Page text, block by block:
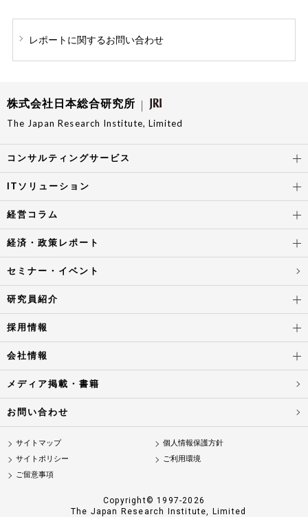
レポートに関するお問い合わせ
株式会社日本総合研究所
The Japan Research Institute, Limited
コンサルティングサービス
ITソリューション
経営コラム
経済・政策レポート
セミナー・イベント
研究員紹介
採用情報
会社情報
メディア掲載・書籍
お問い合わせ
サイトマップ
個人情報保護方針
サイトポリシー
ご利用環境
ご留意事項
Copyright© 1997-2026
The Japan Research Institute, Limited